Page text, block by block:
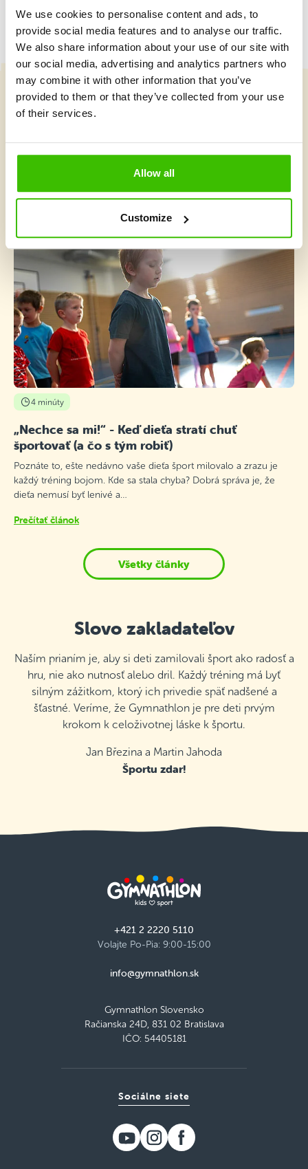
We use cookies to personalise content and ads, to
provide social media features and to analyse our traffic.
We also share information about your use of our site with
our social media, advertising and analytics partners who
may combine it with other information that you’ve
provided to them or that they’ve collected from your use
of their services.
Allow all
Customize
Čo je v Gymnathlone nové?
4 minúty
„Nechce sa mi!“ - Keď dieťa stratí chuť
športovať (a čo s tým robiť)
Poznáte to, ešte nedávno vaše dieťa šport milovalo a zrazu je
každý tréning bojom. Kde sa stala chyba? Dobrá správa je, že
dieťa nemusí byť lenivé a…
Prečítať článok
Všetky články
Slovo zakladateľov
Naším prianím je, aby si deti zamilovali šport ako radosť a
hru, nie ako nutnosť alebo dril. Každý tréning má byť
silným zážitkom, ktorý ich privedie späť nadšené a
šťastné. Veríme, že Gymnathlon je pre deti prvým
krokom k celoživotnej láske k športu.
Jan Březina a Martin Jahoda
Športu zdar!
+421 2 2220 5110
Volajte Po-Pia: 9:00-15:00
info@gymnathlon.sk
Gymnathlon Slovensko
Račianska 24D, 831 02 Bratislava
IČO: 54405181
Sociálne siete